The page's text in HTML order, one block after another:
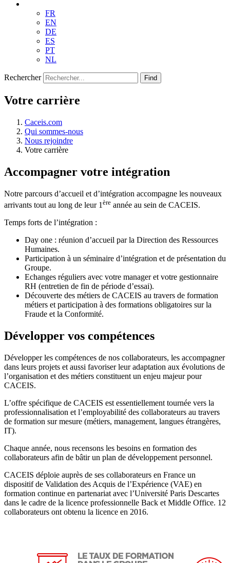
FR
EN
DE
ES
PT
NL
Rechercher Find
Votre carrière
Caceis.com
Qui sommes-nous
Nous rejoindre
Votre carrière
Accompagner votre intégration
Notre parcours d’accueil et d’intégration accompagne les nouveaux
arrivants tout au long de leur 1 ère année au sein de CACEIS.
Temps forts de l’intégration :
Day one : réunion d’accueil par la Direction des Ressources
Humaines.
Participation à un séminaire d’intégration et de présentation du
Groupe.
Echanges réguliers avec votre manager et votre gestionnaire
RH (entretien de fin de période d’essai).
Découverte des métiers de CACEIS au travers de formation
métiers et participation à des formations obligatoires sur la
Fraude et la Conformité.
Développer vos compétences
Développer les compétences de nos collaborateurs, les accompagner
dans leurs projets et aussi favoriser leur adaptation aux évolutions de
l’organisation et des métiers constituent un enjeu majeur pour
CACEIS.
L’offre spécifique de CACEIS est essentiellement tournée vers la
professionnalisation et l’employabilité des collaborateurs au travers
de formation sur mesure (métiers, management, langues étrangères,
IT).
Chaque année, nous recensons les besoins en formation des
collaborateurs afin de bâtir un plan de développement personnel.
CACEIS déploie auprès de ses collaborateurs en France un
dispositif de Validation des Acquis de l’Expérience (VAE) en
formation continue en partenariat avec l’Université Paris Descartes
dans le cadre de la licence professionnelle Back et Middle Office. 12
collaborateurs ont obtenu la licence en 2016.